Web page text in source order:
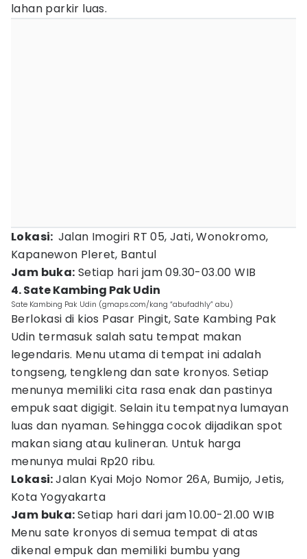
lahan parkir luas.
Lokasi: Jalan Imogiri RT 05, Jati, Wonokromo,
Kapanewon Pleret, Bantul
Jam buka: Setiap hari jam 09.30-03.00 WIB
4. Sate Kambing Pak Udin
Sate Kambing Pak Udin (gmaps.com/kang “abufadhly” abu)
Berlokasi di kios Pasar Pingit, Sate Kambing Pak
Udin termasuk salah satu tempat makan
legendaris. Menu utama di tempat ini adalah
tongseng, tengkleng dan sate kronyos. Setiap
menunya memiliki cita rasa enak dan pastinya
empuk saat digigit. Selain itu tempatnya lumayan
luas dan nyaman. Sehingga cocok dijadikan spot
makan siang atau kulineran. Untuk harga
menunya mulai Rp20 ribu.
Lokasi:Jalan Kyai Mojo Nomor 26A, Bumijo, Jetis,
Kota Yogyakarta
Jam buka:Setiap hari dari jam 10.00-21.00 WIB
Menu sate kronyos di semua tempat di atas
dikenal empuk dan memiliki bumbu yang